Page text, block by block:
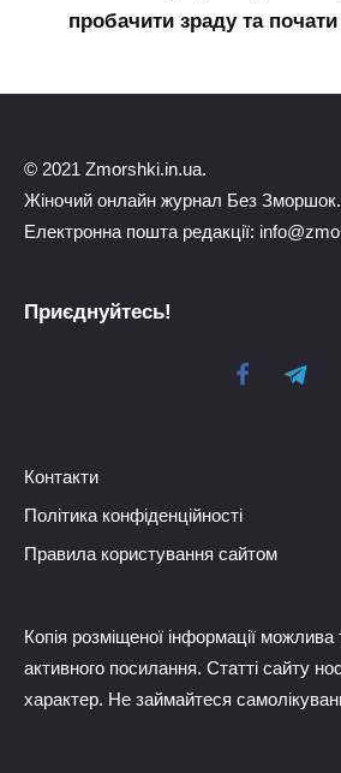
пробачити зраду та
© 2021 Zmorshki.in.ua.
Жіночий онлайн журнал Без Зморшок.
Електронна пошта редакції:
Приєднуйтесь!
Контакти
Політика конфіденційності
Правила користування сайтом
Копія розміщеної інформації можлива
активного посилання. Статті сайту
характер. Не займайтеся